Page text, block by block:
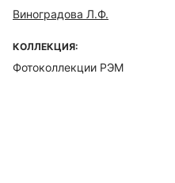
Виноградова Л.Ф.
КОЛЛЕКЦИЯ:
Фотоколлекции РЭМ